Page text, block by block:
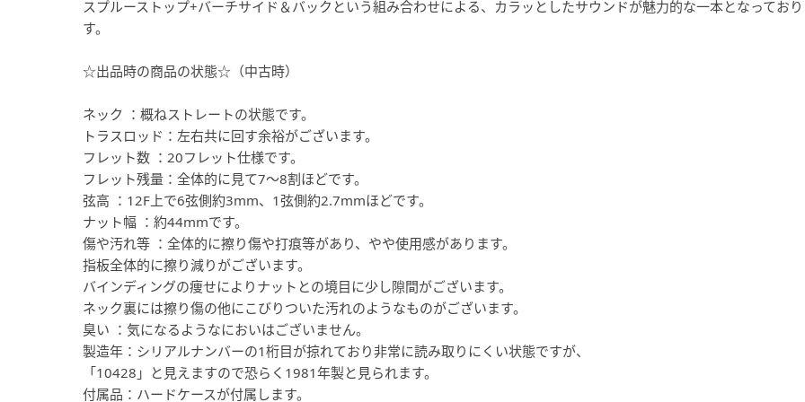
スプルーストップ+バーチサイド＆バックという組み合わせによる、カラッとしたサウンドが魅力的な一本となってお
す。
☆出品時の商品の状態☆（中古時）
ネック ：概ねストレートの状態です。
トラスロッド：左右共に回す余裕がございます。
フレット数 ：20フレット仕様です。
フレット残量：全体的に見て7～8割ほどです。
弦高 ：12F上で6弦側約3mm、1弦側約2.7mmほどです。
ナット幅 ：約44mmです。
傷や汚れ等 ：全体的に擦り傷や打痕等があり、やや使用感があります。
指板全体的に擦り減りがございます。
バインディングの痩せによりナットとの境目に少し隙間がございます。
ネック裏には擦り傷の他にこびりついた汚れのようなものがございます。
臭い ：気になるようなにおいはございません。
製造年：シリアルナンバーの1桁目が掠れており非常に読み取りにくい状態ですが、
「10428」と見えますので恐らく1981年製と見られます。
付属品：ハードケースが付属します。